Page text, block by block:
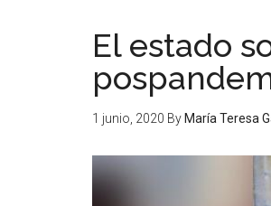
El estado
1 junio, 2020 By María Teresa